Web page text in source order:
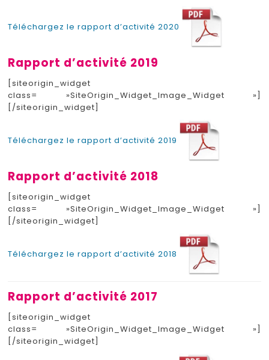
Téléchargez le rapport d’activité 2020
Rapport d’activité 2019
[siteorigin_widget
class= »SiteOrigin_Widget_Image_Widget »]
[/siteorigin_widget]
Téléchargez le rapport d’activité 2019
Rapport d’activité 2018
[siteorigin_widget
class= »SiteOrigin_Widget_Image_Widget »]
[/siteorigin_widget]
Téléchargez le rapport d’activité 2018
Rapport d’activité 2017
[siteorigin_widget
class= »SiteOrigin_Widget_Image_Widget »]
[/siteorigin_widget]